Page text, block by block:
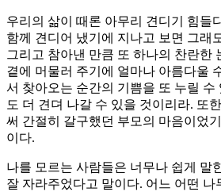
우리의 삶이 때론 아무리 견디기 힘들
함께 견디어 냈기에 지나고 보면 그래
그리고 참아낸 만큼 또 하나의 찬란한
곁에 머물러 주기에 얼마나 아름다울
서 찾아오는 순간의 기쁨을 또 누릴 수
도 더 견뎌 나갈 수 있을 것이리라. 또
써 간절히 갈구했던 부모의 마음이었
이다.
나를 모르는 사람들은 너무나 쉽게 말
잘 자라주었다고 말이다. 어느 어떤 나